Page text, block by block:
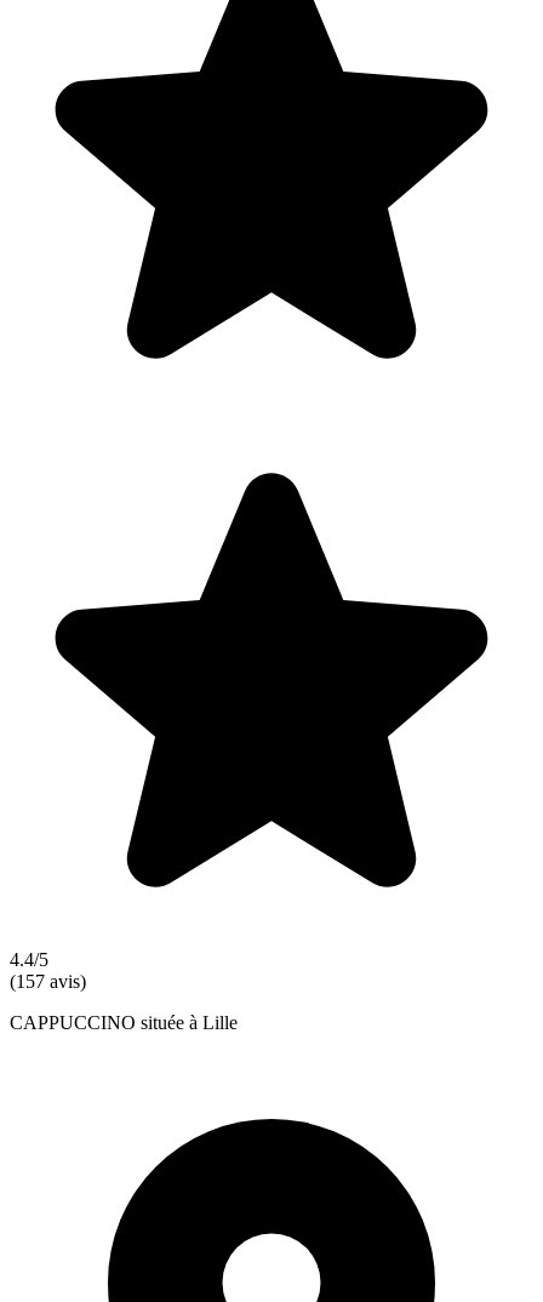
4.4/5
(157 avis)
CAPPUCCINO située à Lille